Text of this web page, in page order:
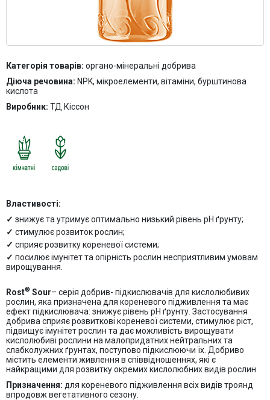
Категорія товарів: органо-мінеральні добрива
Діюча речовина: NPK, мікроелементи, вітаміни, бурштинова
кислота
Виробник: ТД Кіссон
Властивості:
знижує та утримує оптимально низький рівень рН ґрунту;
стимулює розвиток рослин;
сприяє розвитку кореневої системи;
посилює імунітет та опірність рослин несприятливим умовам
вирощування.
Rost® Sour– серія добрив- підкислювачів для кислолюбивих
рослин, яка призначена для кореневого підживлення та має
ефект підкислювача: знижує рівень рН ґрунту. Застосування
добрива сприяє розвиткові кореневої системи, стимулює ріст,
підвищує імунітет рослин та дає можливість вирощувати
кислолюбиві рослини на малопридатних нейтральних та
слабколужних ґрунтах, поступово підкислюючи їх. Добриво
містить елементи живлення в співвідношеннях, які є
найкращими для розвитку окремих кислолюбних видів рослин
Призначення: для кореневого підживлення всіх видів троянд
впродовж вегетативного сезону.